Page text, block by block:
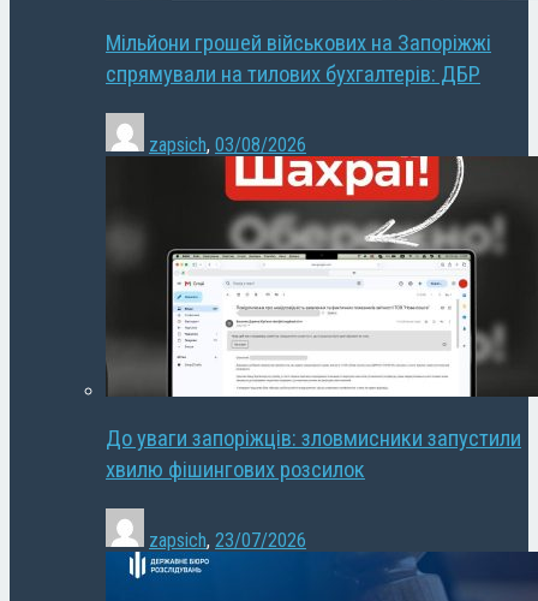
Мільйони грошей військових на Запоріжжі
спрямували на тилових бухгалтерів: ДБР
zapsich, 03/08/2026
До уваги запоріжців: зловмисники запустили
хвилю фішингових розсилок
zapsich, 23/07/2026